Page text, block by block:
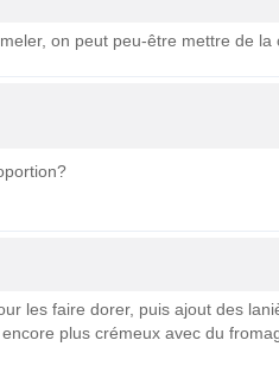
on peut peu-être mettre de la
les faire dorer, puis ajout des
plus crémeux avec du